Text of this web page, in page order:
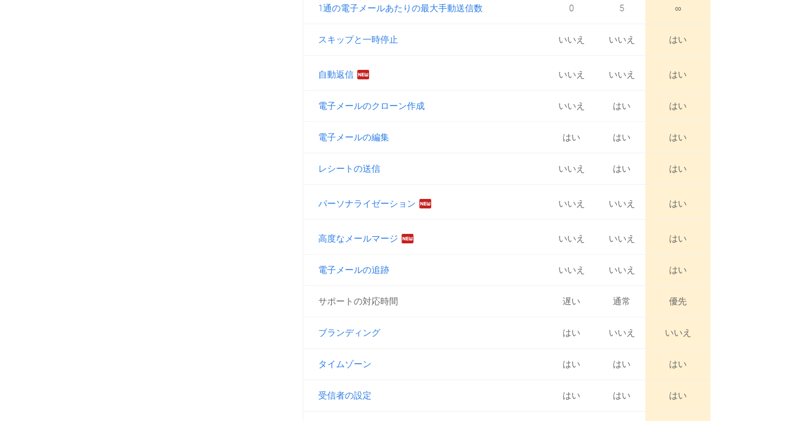
1通の電子メールあたりの最大手動送信数 0 5 ∞
スキップと一時停止 いいえ いいえ はい
自動返信 fiber_new いいえ いいえ はい
電子メールのクローン作成 いいえ はい はい
電子メールの編集 はい はい はい
レシートの送信 いいえ はい はい
パーソナライゼーション fiber_new いいえ いいえ はい
高度なメールマージ fiber_new いいえ いいえ はい
電子メールの追跡 いいえ いいえ はい
サポートの対応時間 遅い 通常 優先
ブランディング はい いいえ いいえ
タイムゾーン はい はい はい
受信者の設定 はい はい はい